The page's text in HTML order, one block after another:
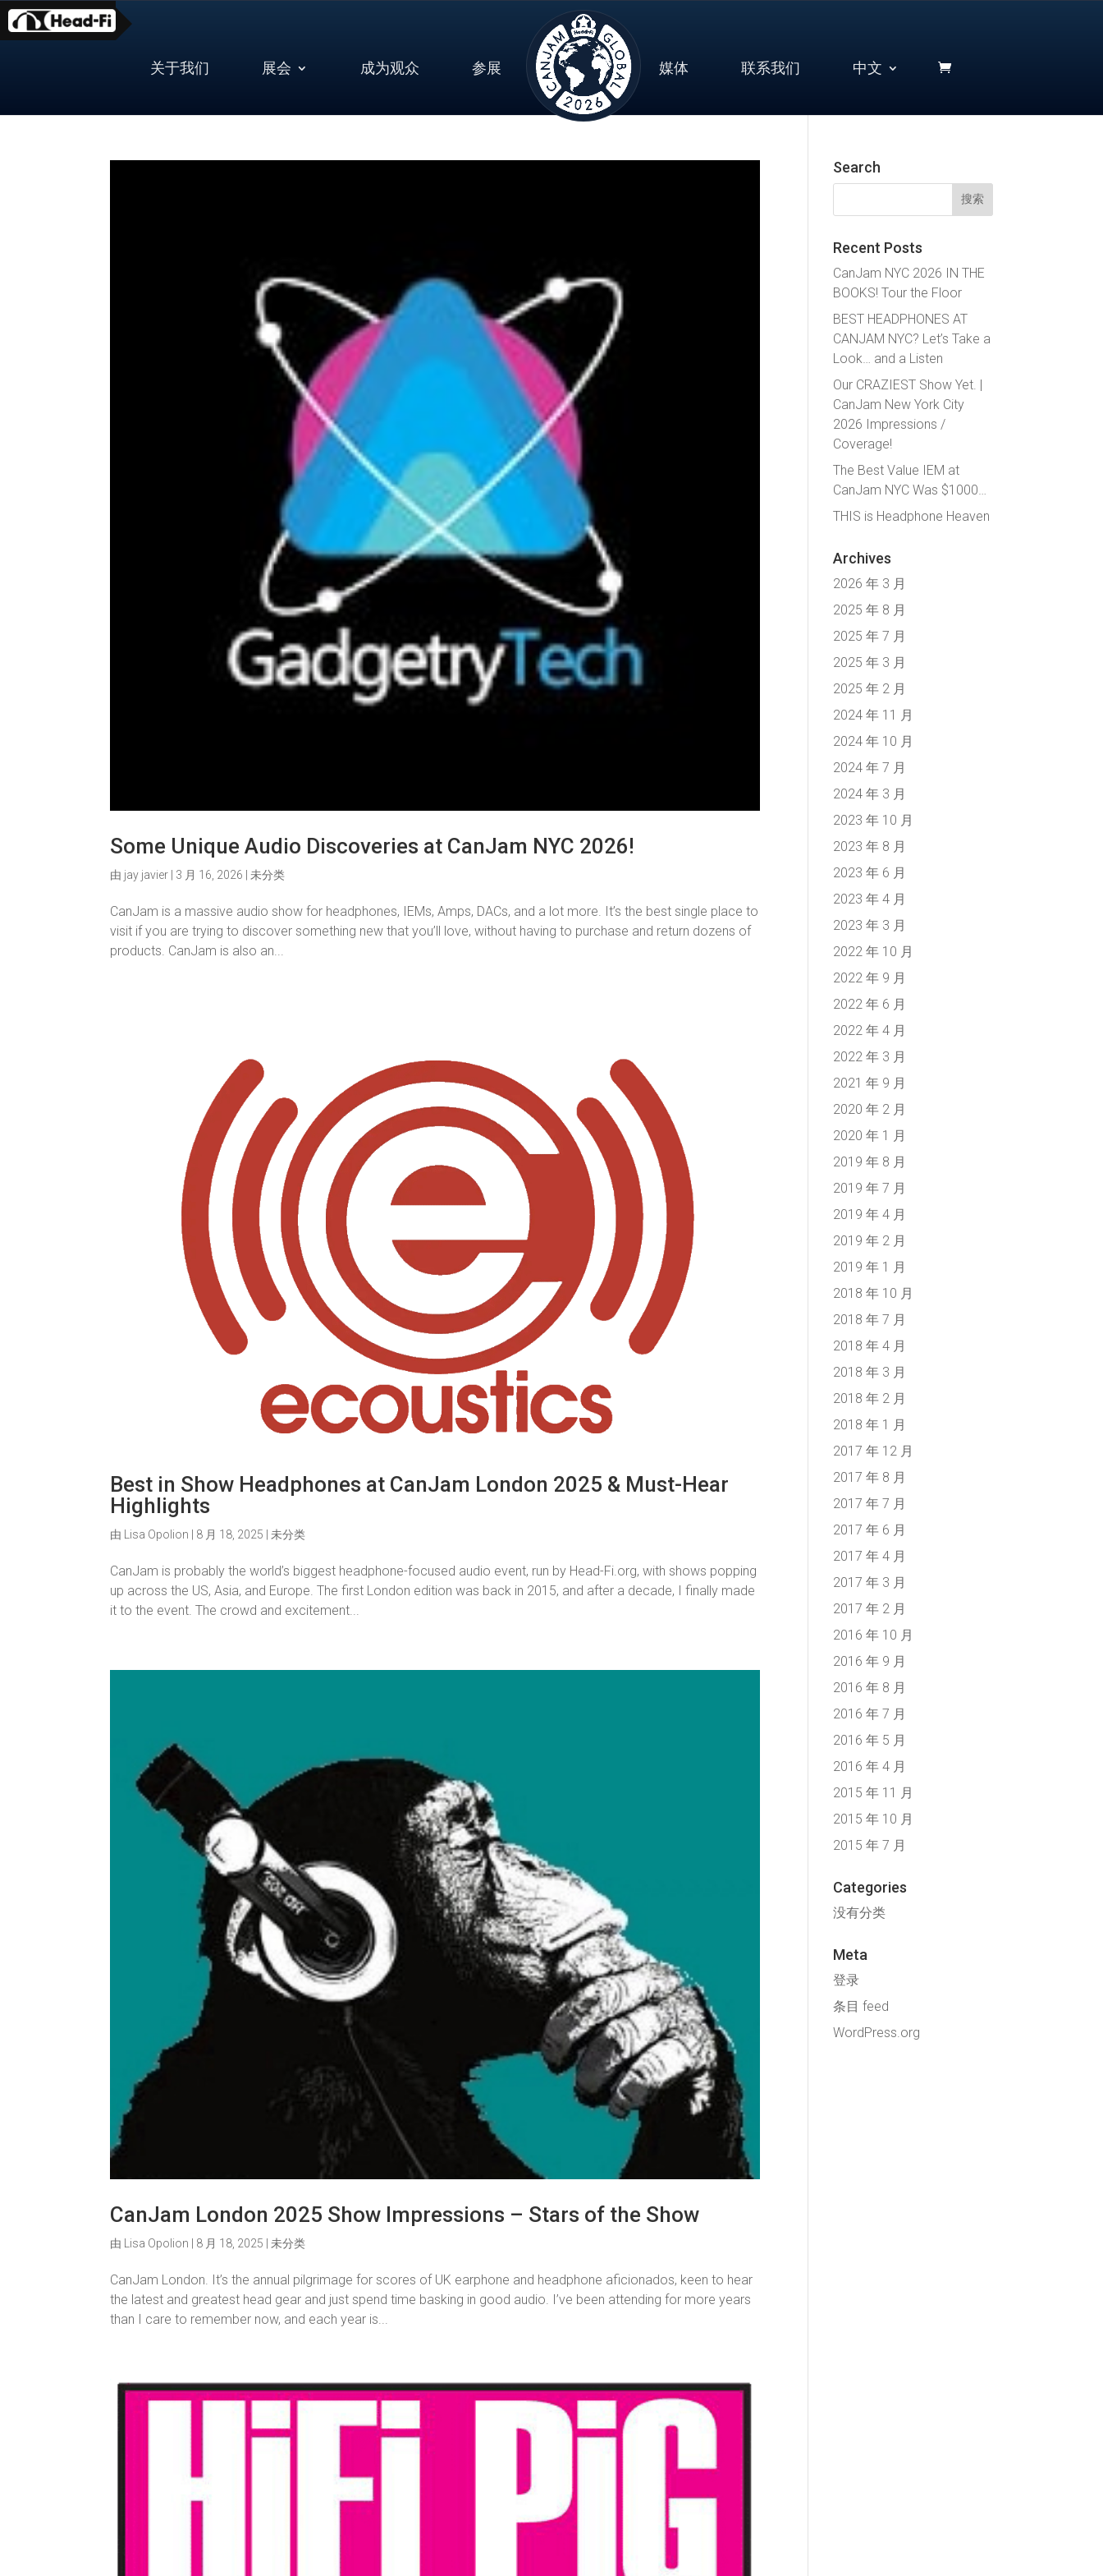
Skip
content
关于我们 展会 成为观众 参展 媒体 联系我们 中文
Some Unique Audio Discoveries at CanJam NYC 2026!
由 jay javier 3 月 16, 2026 未分类
CanJam is a massive audio show for headphones, IEMs, Amps, DACs, and a lot more. It’s the best single place to
visit if you are trying to discover something new that you’ll love, without having to purchase and return dozens of
products. CanJam is also an...
Best in Show Headphones at CanJam London 2025 & Must-Hear
Highlights
由 Lisa Opolion 8 月 18, 2025 未分类
CanJam is probably the world’s biggest headphone-focused audio event, run by Head-Fi.org, with shows popping
up across the US, Asia, and Europe. The first London edition was back in 2015, and after a decade, I finally made
it to the event. The crowd and excitement...
CanJam London 2025 Show Impressions – Stars of the Show
由 Lisa Opolion 8 月 18, 2025 未分类
CanJam London. It’s the annual pilgrimage for scores of UK earphone and headphone aficionados, keen to hear
the latest and greatest head gear and just spend time basking in good audio. I’ve been attending for more years
than I care to remember now, and each year is...
Search
搜
Recent Posts
CanJam NYC 2026 IN THE
BOOKS! Tour the Floor
BEST HEADPHONES AT
CANJAM NYC? Let’s Take a
Look… and a Listen
Our CRAZIEST Show Yet. |
CanJam New York City
2026 Impressions /
Coverage!
The Best Value IEM at
CanJam NYC Was $1000…
THIS is Headphone Heaven
Archives
2026 年 3 月
2025 年 8 月
2025 年 7 月
2025 年 3 月
2025 年 2 月
2024 年 11 月
2024 年 10 月
2024 年 7 月
2024 年 3 月
2023 年 10 月
2023 年 8 月
2023 年 6 月
2023 年 4 月
2023 年 3 月
2022 年 10 月
2022 年 9 月
2022 年 6 月
2022 年 4 月
2022 年 3 月
2021 年 9 月
2020 年 2 月
2020 年 1 月
2019 年 8 月
2019 年 7 月
2019 年 4 月
2019 年 2 月
2019 年 1 月
2018 年 10 月
2018 年 7 月
2018 年 4 月
2018 年 3 月
2018 年 2 月
2018 年 1 月
2017 年 12 月
2017 年 8 月
2017 年 7 月
2017 年 6 月
2017 年 4 月
2017 年 3 月
2017 年 2 月
2016 年 10 月
2016 年 9 月
2016 年 8 月
2016 年 7 月
2016 年 5 月
2016 年 4 月
2015 年 11 月
2015 年 10 月
2015 年 7 月
Categories
没有分类
Meta
登录
条目 feed
WordPress.org